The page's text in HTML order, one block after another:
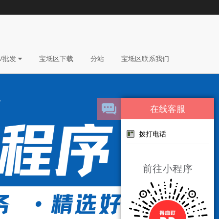
批发 宝坻区下载 分站 宝坻区联系我们
在线客服
拨打电话
前往小程序